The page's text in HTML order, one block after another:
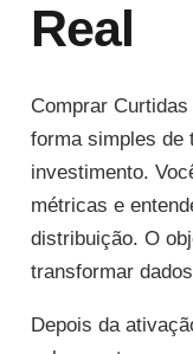
Real
Comprar
forma simples de
investimento.
métricas e
distribuição. O
transformar
Depois da